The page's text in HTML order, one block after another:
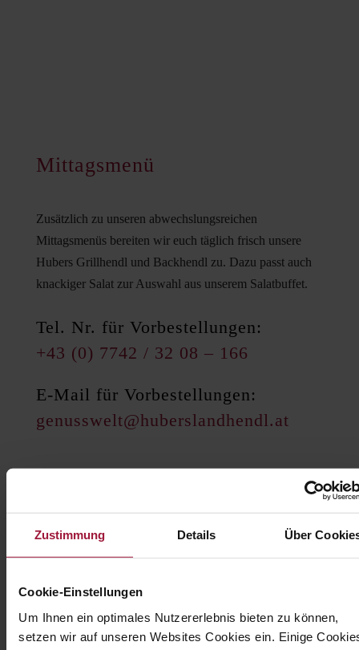
Zustimmung Details Über
Cookie-Einstellungen
Um Ihnen ein optimales Nutzererlebnis bieten zu können,
setzen wir auf unseren Websites Cookies ein. Einige
Mittagsmenü
Zusätzlich zu unseren abwechslungsreichen
Mittagsmenüs bereiten wir euch täglich frisch unsere
Hubers Grillhendl und Backhendl zu. Dazu passt auch
knackiger Salat zur Auswahl aus unserem Salatbuffet.
Tel. Nr. für Vorbestellungen:
+43 (0) 7742 / 32 08 – 166
E-Mail für Vorbestellungen:
genusswelt@huberslandhendl.at
Anmelden.
Teile uns deine E-
Mail-Adresse mit
FR
Uhr